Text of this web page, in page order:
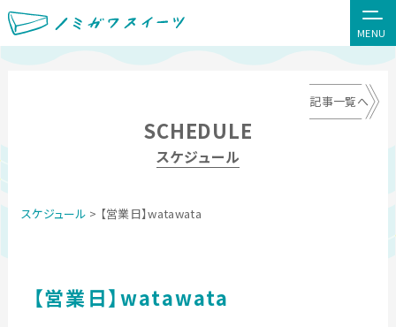
MENU
SCHEDULE
スケジュール
記事一覧へ
スケジュール > 【営業日】watawata
【営業日】watawata